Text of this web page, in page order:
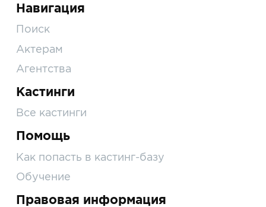
Навигация
Поиск
Актерам
Агентства
Кастинги
Все кастинги
Помощь
Как попасть в кастинг-базу
Обучение
Правовая информация